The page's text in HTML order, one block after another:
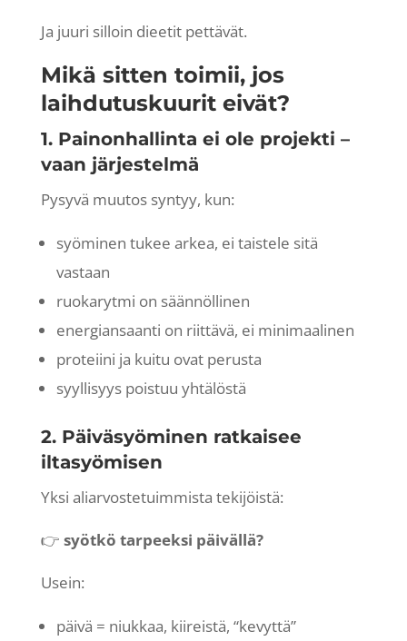
Ja juuri silloin dieetit pettävät.
Mikä sitten toimii, jos
laihdutuskuurit eivät?
1. Painonhallinta ei ole projekti –
vaan järjestelmä
Pysyvä muutos syntyy, kun:
syöminen tukee arkea, ei taistele sitä
vastaan
ruokarytmi on säännöllinen
energiansaanti on riittävä, ei minimaalinen
proteiini ja kuitu ovat perusta
syyllisyys poistuu yhtälöstä
2. Päiväsyöminen ratkaisee
iltasyömisen
Yksi aliarvostetuimmista tekijöistä:
👉 syötkö tarpeeksi päivällä?
Usein:
päivä = niukkaa, kiireistä, “kevyttä”